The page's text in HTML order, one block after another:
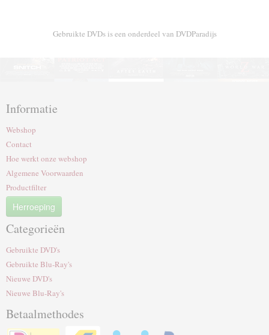
Gebruikte DVDs is een onderdeel van DVDParadijs
Informatie
Webshop
Contact
Hoe werkt onze webshop
Algemene Voorwaarden
Productfilter
Herroeping
Categorieën
Gebruikte DVD's
Gebruikte Blu-Ray's
Nieuwe DVD's
Nieuwe Blu-Ray's
Betaalmethodes